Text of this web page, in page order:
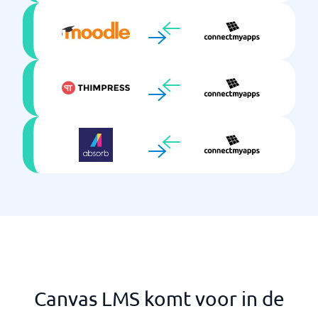
Uiterlijk aanpassen
Video's maken
Virtuele klaslokalen
Canvas LMS komt voor in de